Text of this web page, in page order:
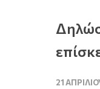
21